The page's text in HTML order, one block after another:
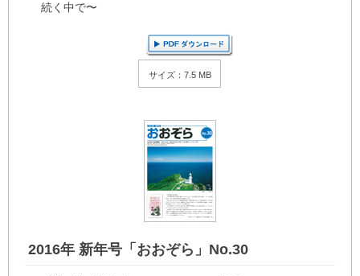
続く中で〜
サイズ：7.5 MB
2016年 新年号「おおぞら」No.30